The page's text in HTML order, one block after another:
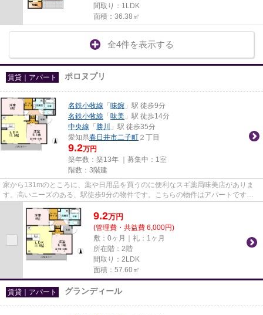
間取り：1LDK
面積：36.38㎡
全4件を表示する
賃貸｜アパート ポロヌプリ
名鉄小牧線 「 味鋺 」駅 徒歩9分
名鉄小牧線 「 味美 」駅 徒歩14分
中央線 「 勝川
」駅 徒歩35分
愛知県春日井市二子町 ２丁目
9.2万円
築年数：築13年 ｜募集中： 1室
階数：3階建
家から131mのところに、薬や日用品を買うのに便利なスギ薬局味美店がありま
す。高いニーズのある、駅徒歩9分の物件です。こちらの物件はアパートです。
9.2万円
(管理費・共益費 6,000円)
敷：0ヶ月｜礼：1ヶ月
所在階：2階
間取り：2LDK
面積：57.60㎡
賃貸｜アパート グランディール